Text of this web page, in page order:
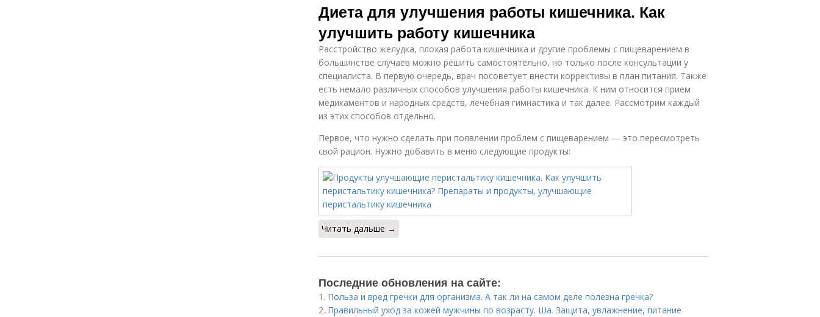
Диета для улучшения работы кишечника. Как
улучшить работу кишечника
Расстройство желудка, плохая работа кишечника и другие проблемы с пищеварением в
большинстве случаев можно решить самостоятельно, но только после консультации у
специалиста. В первую очередь, врач посоветует внести коррективы в план питания. Также
есть немало различных способов улучшения работы кишечника. К ним относится прием
медикаментов и народных средств, лечебная гимнастика и так далее. Рассмотрим каждый
из этих способов отдельно.
Первое, что нужно сделать при появлении проблем с пищеварением — это пересмотреть
свой рацион. Нужно добавить в меню следующие продукты:
Читать дальше →
Последние обновления на сайте:
1. Польза и вред гречки для организма. А так ли на самом деле полезна гречка?
2. Правильный уход за кожей мужчины по возрасту. Ша. Защита, увлажнение, питание